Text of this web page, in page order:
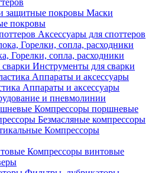
Маски
покровы
Аксессуары для споттеров
Горелки, сопла, расходники
Инструменты для сварки
Аппараты и аксессуары
и пневмолинии
Компрессоры поршневые
Безмасляные компрессоры
Компрессоры
Компрессоры винтовые